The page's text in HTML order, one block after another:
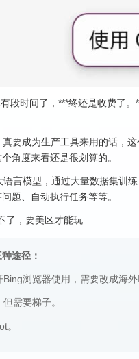
段时间了，***终还是收费了
要成为生产工具来用的话，
角度来看还是很划算的。
言模型，通过大量数据集训
题、自动执行任务等等。
了，要美区才能玩…
途径：
浏览器使用，需要改成海外
需要梯子。
。